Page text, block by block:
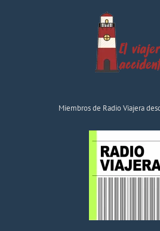
Miembros de Radio Viajera